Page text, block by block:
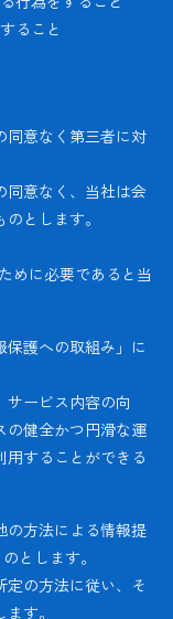
ること
同意なく第三者に対
同意なく、当社は会
とします。
めに必要であると当
護への取組み」に
サービス内容の向
の健全かつ円滑な運
することができる
の方法による情報提
とします。
の方法に従い、そ
す。